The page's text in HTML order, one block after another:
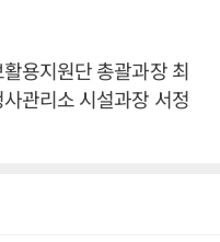
용지원단 총괄과장 최
관리소 시설과장 서정